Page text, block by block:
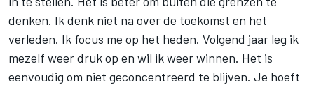
denken. Ik denk niet na over de toekomst en het
verleden. Ik focus me op het heden. Volgend jaar leg ik
mezelf weer druk op en wil ik weer winnen. Het is
eenvoudig om niet geconcentreerd te blijven. Je hoeft